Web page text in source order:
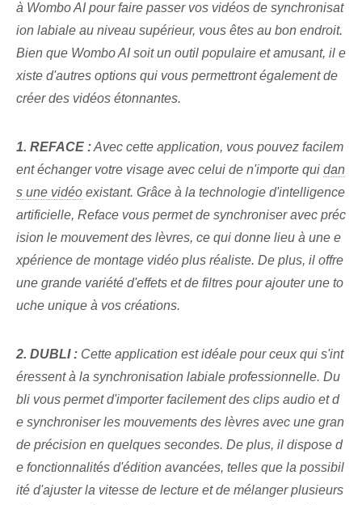
à Wombo AI pour faire passer vos vidéos de synchronisat
ion labiale au niveau supérieur, vous êtes au bon endroit.
Bien que Wombo AI soit un outil populaire et amusant, il e
xiste d'autres options qui vous permettront également de
créer des vidéos étonnantes.
1. REFACE :Avec cette application, vous pouvez facilem
ent échanger votre visage avec celui de n'importe qui dan
s une vidéo existant. Grâce à la technologie d'intelligence
artificielle, Reface vous permet de synchroniser avec préc
ision le mouvement des lèvres, ce qui donne lieu à une e
xpérience de montage vidéo plus réaliste. De plus, il offre
une grande variété d'effets et de filtres pour ajouter une to
uche unique à vos créations.
2. DUBLI : Cette application est idéale pour ceux qui s'int
éressent à la synchronisation labiale professionnelle. Du
bli vous permet d'importer facilement des clips audio et d
e synchroniser les mouvements des lèvres avec une gran
de précision en quelques secondes. De plus, il dispose d
e fonctionnalités d'édition avancées, telles que la possibil
ité d'ajuster la vitesse de lecture et de mélanger plusieurs